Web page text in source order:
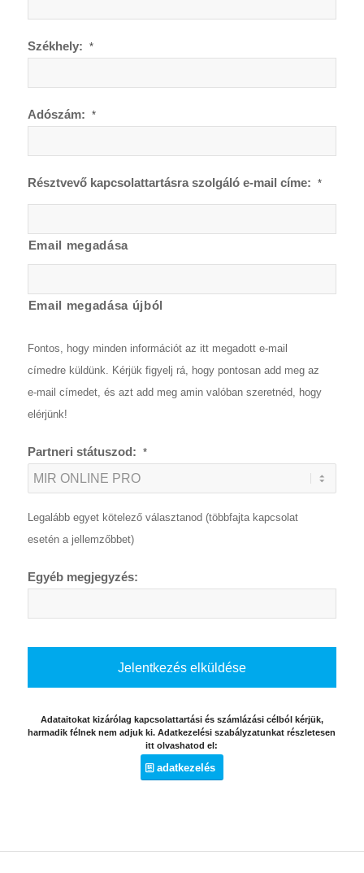
Székhely: *
Adószám: *
Résztvevő kapcsolattartásra szolgáló e-mail címe: *
Email megadása
Email megadása újból
Fontos, hogy minden információt az itt megadott e-mail
címedre küldünk. Kérjük figyelj rá, hogy pontosan add meg az
e-mail címedet, és azt add meg amin valóban szeretnéd, hogy
elérjünk!
Partneri státuszod: *
Legalább egyet kötelező választanod (többfajta kapcsolat
esetén a jellemzőbbet)
Egyéb megjegyzés:
Adataitokat kizárólag kapcsolattartási és számlázási célból kérjük,
harmadik félnek nem adjuk ki. Adatkezelési szabályzatunkat részletesen
itt olvashatod el:
adatkezelés